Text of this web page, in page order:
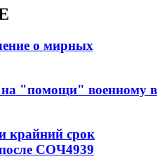
о мирных
"помощи" военному в
крайний срок
СОЧ4939